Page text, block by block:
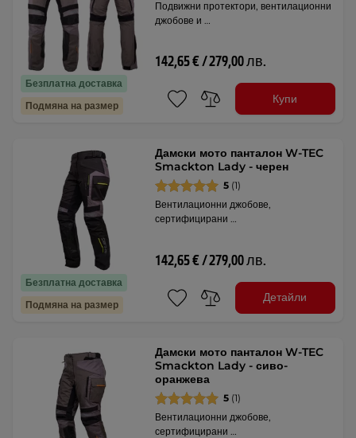
Безплатна доставка
Подмяна на размер
Подвижни протектори, вентилационни
джобове и …
142,65 € / 279,00 лв.
Купи
Безплатна доставка
Подмяна на размер
Дамски мото панталон W-TEC
Smackton Lady - черен
5 (1)
Вентилационни джобове,
сертифицирани …
142,65 € / 279,00 лв.
Детайли
Дамски мото панталон W-TEC
Smackton Lady - сиво-
оранжева
5 (1)
Вентилационни джобове,
сертифицирани …